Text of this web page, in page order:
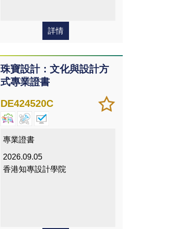
詳情
珠寶設計：文化與設計方
式專業證書
加
入/
儲存
課程
DE424520C
專業證書
2026.09.05
香港知專設計學院